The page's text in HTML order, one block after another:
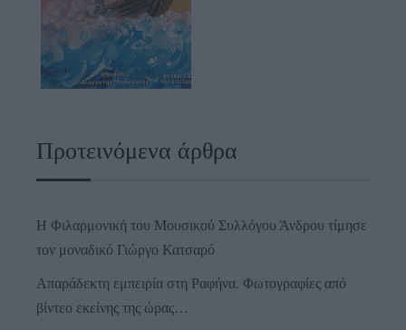
Προτεινόμενα άρθρα
Η Φιλαρμονική του Μουσικού Συλλόγου Άνδρου τίμησε
τον μοναδικό Γιώργο Κατσαρό
Απαράδεκτη εμπειρία στη Ραφήνα. Φωτογραφίες από
βίντεο εκείνης της ώρας…